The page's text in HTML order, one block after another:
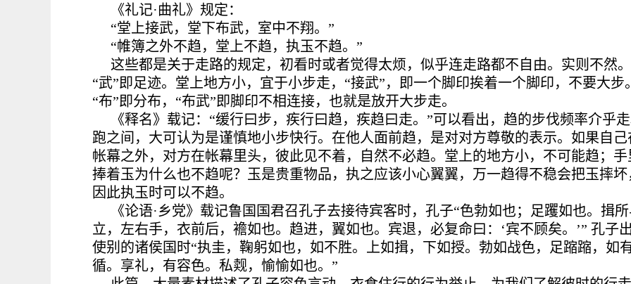
《礼记·曲礼》规定：
“堂上接武，堂下布武，室中不翔。”
“帷簿之外不趋，堂上不趋，执玉不趋。”
这些都是关于走路的规定，初看时或者觉得太烦，似乎连走路都不自由。实则不然。
“武”即足迹。堂上地方小，宜于小步走，“接武”，即一个脚印挨着一个脚印，不要大步
“布”即分布，“布武”即脚印不相连接，也就是放开大步走。
《释名》载记：“缓行曰步，疾行曰趋，疾趋曰走。”可以看出，趋的步伐频率介乎
跑之间，大可认为是谨慎地小步快行。在他人面前趋，是对对方尊敬的表示。如果自己
帐幕之外，对方在帐幕里头，彼此见不着，自然不必趋。堂上的地方小，不可能趋；手
捧着玉为什么也不趋呢？玉是贵重物品，执之应该小心翼翼，万一趋得不稳会把玉摔坏
因此执玉时可以不趋。
《论语·乡党》载记鲁国国君召孔子去接待宾客时，孔子“色勃如也；足躩如也。揖
立，左右手，衣前后，襜如也。趋进，翼如也。宾退，必复命曰：‘宾不顾矣。’” 孔子
使别的诸侯国时“执圭，鞠躬如也，如不胜。上如揖，下如授。勃如战色，足蹜蹜，如
循。享礼，有容色。私觌，愉愉如也。”